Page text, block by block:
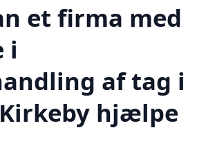
et firma med
i
af tag i
hjælpe